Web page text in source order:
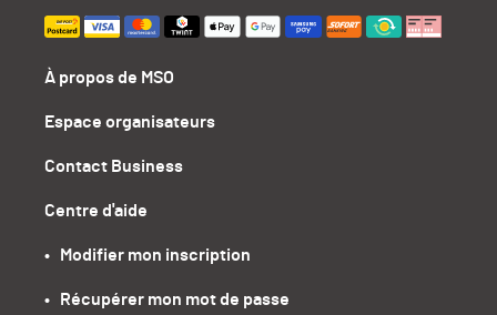
À propos de MSO
Espace organisateurs
Contact Business
Centre d'aide
•   Modifier mon inscription
•   Récupérer mon mot de passe